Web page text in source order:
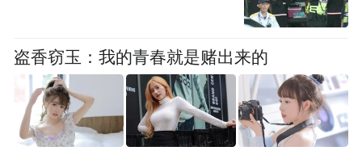
盗香窃玉：我的青春就是赌出来的